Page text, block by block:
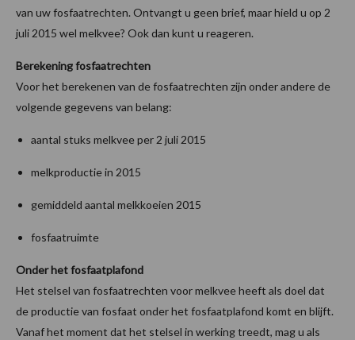
van uw fosfaatrechten. Ontvangt u geen brief, maar hield u op 2
juli 2015 wel melkvee? Ook dan kunt u reageren.
Berekening fosfaatrechten
Voor het berekenen van de fosfaatrechten zijn onder andere de
volgende gegevens van belang:
aantal stuks melkvee per 2 juli 2015
melkproductie in 2015
gemiddeld aantal melkkoeien 2015
fosfaatruimte
Onder het fosfaatplafond
Het stelsel van fosfaatrechten voor melkvee heeft als doel dat
de productie van fosfaat onder het fosfaatplafond komt en blijft.
Vanaf het moment dat het stelsel in werking treedt, mag u als